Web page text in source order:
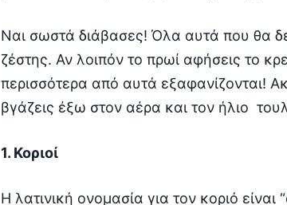
Ναι σωστά διάβασες! Όλα αυτά που θα
ζέστης. Αν λοιπόν το πρωί αφήσεις το
περισσότερα από αυτά εξαφανίζονται!
βγάζεις έξω στον αέρα και τον ήλιο
1. Κοριοί
Η λατινική ονομασία για τον κοριό